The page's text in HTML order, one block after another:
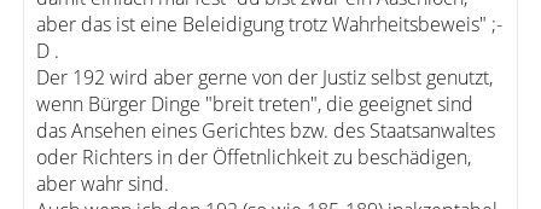
aber das ist eine Beleidigung trotz Wahrheitsbeweis" ;-
D .
Der 192 wird aber gerne von der Justiz selbst genutzt,
wenn Bürger Dinge "breit treten", die geeignet sind
das Ansehen eines Gerichtes bzw. des Staatsanwaltes
oder Richters in der Öffetnlichkeit zu beschädigen,
aber wahr sind.